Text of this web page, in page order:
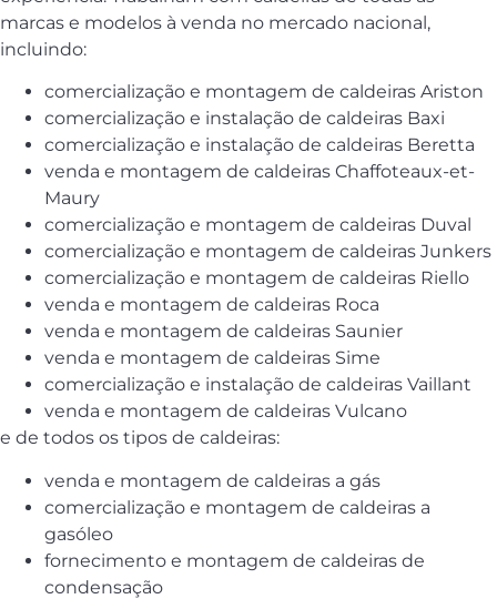
marcas e modelos à venda no mercado nacional,
incluindo:
comercialização e montagem de caldeiras Ariston
comercialização e instalação de caldeiras Baxi
comercialização e instalação de caldeiras Beretta
venda e montagem de caldeiras Chaffoteaux-et-
Maury
comercialização e montagem de caldeiras Duval
comercialização e montagem de caldeiras Junkers
comercialização e montagem de caldeiras Riello
venda e montagem de caldeiras Roca
venda e montagem de caldeiras Saunier
venda e montagem de caldeiras Sime
comercialização e instalação de caldeiras Vaillant
venda e montagem de caldeiras Vulcano
e de todos os tipos de caldeiras:
venda e montagem de caldeiras a gás
comercialização e montagem de caldeiras a
gasóleo
fornecimento e montagem de caldeiras de
condensação